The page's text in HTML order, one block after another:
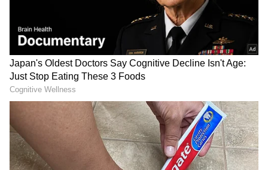
சுகாதாரத் துறையில்
சாதனையா? சோதனையா? –
விமர்சனங்களுக்கு அமைச்சர்
அருண்ராஜ் காரசார பதிலடி!